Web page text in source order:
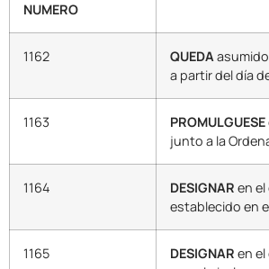
NUMERO
1162 QUEDA
a partir del día
1163 PROMULGUESE
junto a la
1164 DESIGNAR en
establecido en
1165 DESIGNAR en